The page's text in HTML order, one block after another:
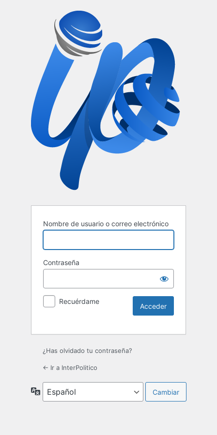
Nombre de usuario o correo electrónico
Contraseña
Recuérdame
¿Has olvidado tu contraseña?
← Ir a InterPolitico
Idioma